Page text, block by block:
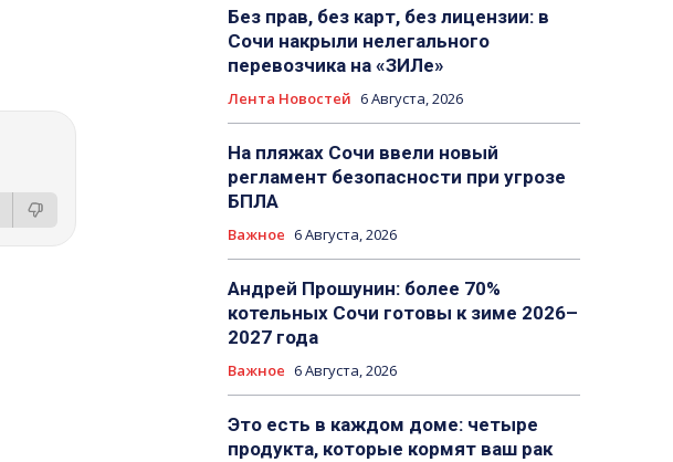
Без прав, без карт, без лицензии: в
Сочи накрыли нелегального
перевозчика на «ЗИЛе»
Лента Новостей 6 Августа, 2026
На пляжах Сочи ввели новый
регламент безопасности при угрозе
БПЛА
Важное 6 Августа, 2026
Андрей Прошунин: более 70%
котельных Сочи готовы к зиме 2026–
2027 года
Важное 6 Августа, 2026
Это есть в каждом доме: четыре
продукта, которые кормят ваш рак